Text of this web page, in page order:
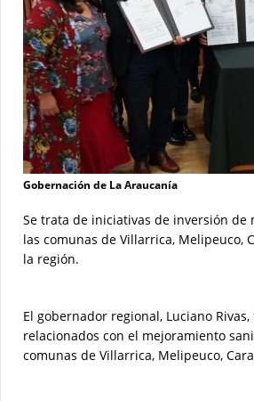
Gobernación de La Araucanía
Se trata de iniciativas de inversión
las comunas de Villarrica, Melipeuco,
la región.
El gobernador regional, Luciano
relacionados con el mejoramiento
comunas de Villarrica, Melipeuco,